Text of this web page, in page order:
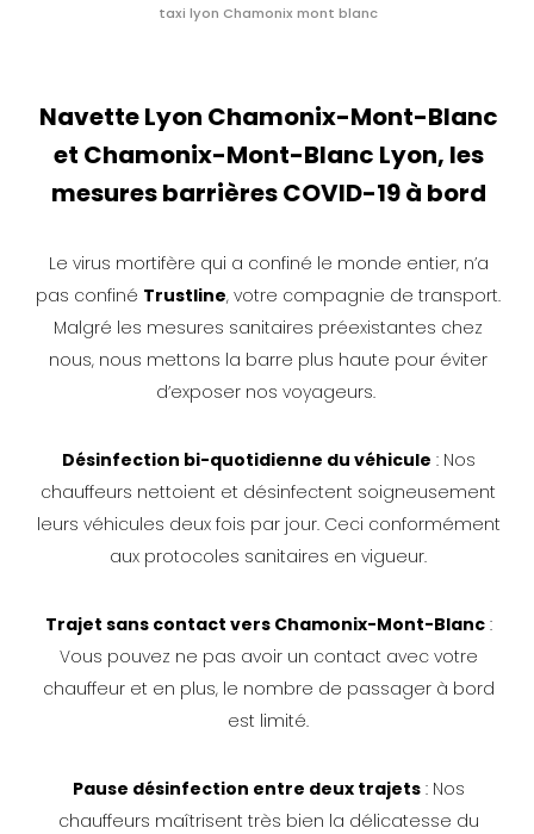
taxi lyon Chamonix mont blanc
Navette Lyon Chamonix-Mont-Blanc
et Chamonix-Mont-Blanc Lyon, les
mesures barrières COVID-19 à bord
Le virus mortifère qui a confiné le monde entier, n’a
pas confiné Trustline, votre compagnie de transport.
Malgré les mesures sanitaires préexistantes chez
nous, nous mettons la barre plus haute pour éviter
d’exposer nos voyageurs.
Désinfection bi-quotidienne du véhicule : Nos
chauffeurs nettoient et désinfectent soigneusement
leurs véhicules deux fois par jour. Ceci conformément
aux protocoles sanitaires en vigueur.
Trajet sans contact vers Chamonix-Mont-Blanc:
Vous pouvez ne pas avoir un contact avec votre
chauffeur et en plus, le nombre de passager à bord
est limité.
Pause désinfection entre deux trajets: Nos
chauffeurs maîtrisent très bien la délicatesse du